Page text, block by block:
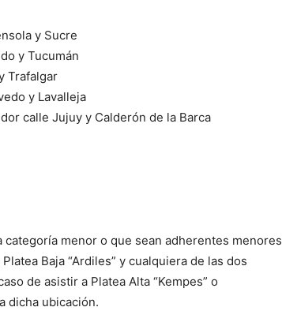
y Sucre
y Tucumán
Trafalgar
y Lavalleja
calle Jujuy y Calderón de la Barca
categoría menor o que sean adherentes menores
Baja “Ardiles” y cualquiera de las dos
de asistir a Platea Alta “Kempes” o
dicha ubicación.